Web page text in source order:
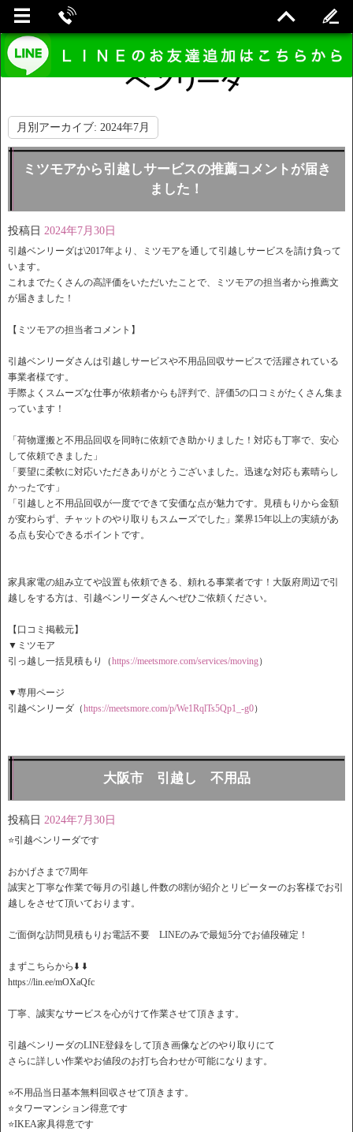
月別アーカイブ: 2024年7月
ミツモアから引越しサービスの推薦コメントが届き
ました！
投稿日 2024年7月30日
引越ベンリーダは\2017年より、
ミツモアを通して引越しサービスを請け負って
います。
これまでたくさんの高評価をいただいたことで、
ミツモアの担当者から推薦文
が届きました！
【ミツモアの担当者コメント】
引越ベンリーダさんは引越しサービスや不用品回収サービスで活躍されている
事業者様です。
手際よくスムーズな仕事が依頼者からも評判で、 評価5の口コミがたくさん集ま
っています！
「荷物運搬と不用品回収を同時に依頼でき助かりました！ 対応も丁寧で、安心
して依頼できました」
「要望に柔軟に対応いただきありがとうございました。 迅速な対応も素晴らし
かったです」
「引越しと不用品回収が一度でできて安価な点が魅力です。
見積もりから金額
が変わらず、 チャットのやり取りもスムーズでした」業界15年以上の実績があ
る点も安心できるポイントです。
家具家電の組み立てや設置も依頼できる、頼れる事業者です！大阪府周辺で引
越しをする方は、 引越ベンリーダさんへぜひご依頼ください。
【口コミ掲載元】
▼ミツモア
引っ越し一括見積もり（https://meetsmore.com/services/moving）
▼専用ページ
引越ベンリーダ（https://meetsmore.com/p/We1RqlTs5Qp1_-g0）
大阪市 引越し 不用品
投稿日 2024年7月30日
⭐️引越ベンリーダです
おかげさまで7周年
誠実と丁寧な作業で毎月の引越し件数の8割が紹介とリピーターのお客様でお引
越しをさせて頂いております。
ご面倒な訪問見積もりお電話不要 LINEのみで最短5分でお値段確定！
️まずこちらから⬇️ ⬇️
https://lin.ee/mOXaQfc
丁寧、誠実なサービスを心がけて作業させて頂きます。
引越ベンリーダのLINE登録をして頂き画像などのやり取りにて
さらに詳しい作業やお値段のお打ち合わせが可能になります。
⭐️不用品当日基本無料回収させて頂きます。
⭐️タワーマンション得意です
⭐️IKEA家具得意です